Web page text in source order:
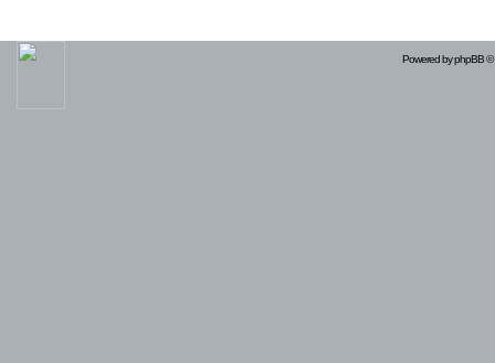
Powered byphpBB©